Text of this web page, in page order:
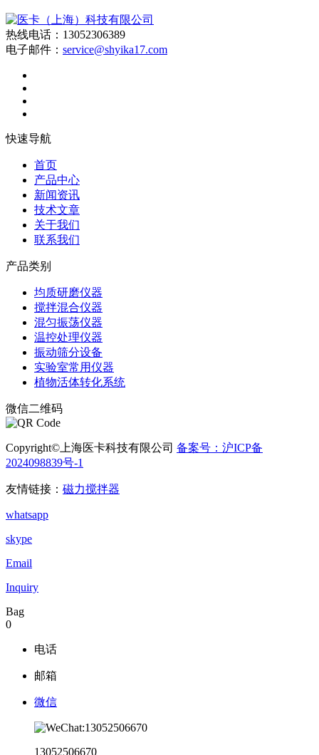
热线电话：13052306389
电子邮件： service@shyika17.com
快速导航
首页
产品中心
新闻资讯
技术文章
关于我们
联系我们
产品类别
均质研磨仪器
搅拌混合仪器
混匀振荡仪器
温控处理仪器
振动筛分设备
实验室常用仪器
植物活体转化系统
微信二维码
Copyright©上海医卡科技有限公司 备案号：沪ICP备
2024098839号-1
友情链接： 磁力搅拌器
whatsapp
skype
Email
Inquiry
Bag
0
电话
邮箱
微信
13052506670